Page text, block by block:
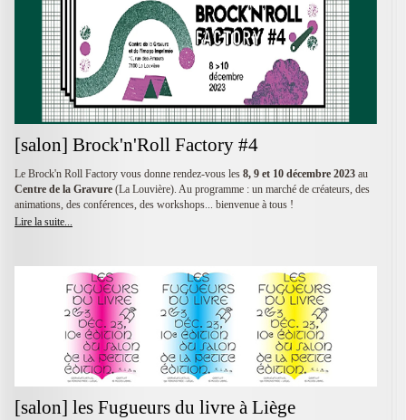
[salon] Brock'n'Roll Factory #4
Le Brock'n Roll Factory vous donne rendez-vous les 8, 9 et 10 décembre 2023 au
Centre de la Gravure (La Louvière). Au programme : un marché de créateurs, des
animations, des conférences, des workshops... bienvenue à tous !
Lire la suite...
[salon] les Fugueurs du livre à Liège